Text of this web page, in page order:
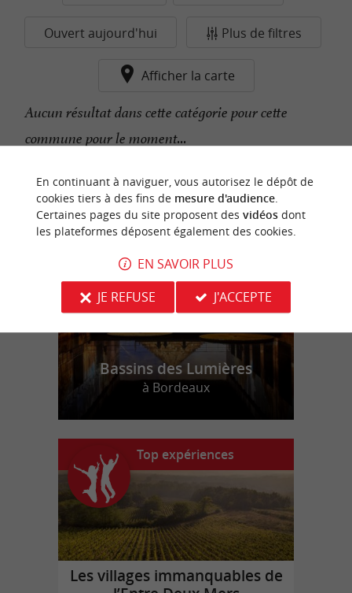
Ouvert aujourd'hui Plus de filtres
Afficher la carte
Aucun résultat dans cette catégorie pour cette
commune pour le moment...
n
o
t
r
e
c
o
u
p
d
e
c
o
e
u
r
Bassins des Lumières
à Bordeaux
Top expériences
Les villages immanquables de
En continuant à naviguer, vous autorisez le dépôt de
cookies tiers à des fins de mesure d'audience.
Certaines pages du site proposent des vidéosdont
les plateformes déposent également des cookies.
EN SAVOIR PLUS
JE REFUSE
J'ACCEPTE